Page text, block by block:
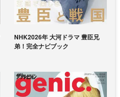
NHK2026年 大河ドラマ 豊臣兄
弟！完全ナビブック